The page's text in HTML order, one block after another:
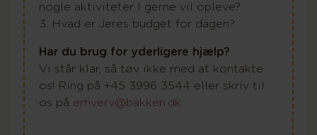
nogle aktiviteter I gerne vil opleve?
3. Hvad er Jeres budget for dagen?
Har du brug for yderligere hjælp?
Vi står klar, så tøv ikke med at kontakte
os! Ring på +45 3996 3544 eller skriv til
os på erhverv@bakken.dk